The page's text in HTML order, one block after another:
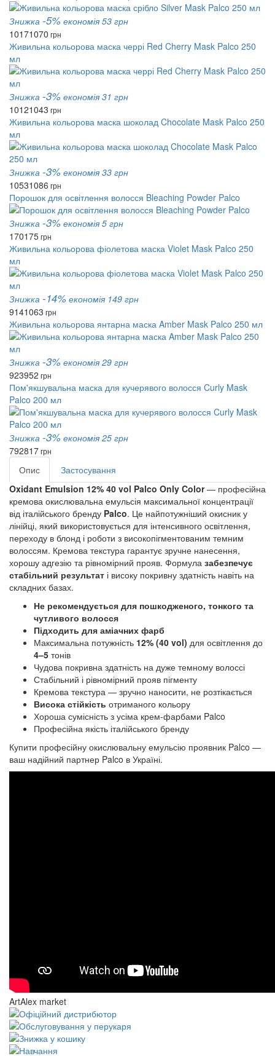
Знижка -5% економія 53 грн
10171070 грн
Живильна кольорова маска черрі Red Cherry Mask Palco 250
мл
Знижка -3% економія 31 грн
10121043 грн
Живильна кольорова маска шоколад Chocolate Mask Palco 250
мл
Знижка -3% економія 33 грн
10531086 грн
Порошок для освітлення волосся Bleaching Powder Palco
Знижка -3% економія 5 грн
170175грн
Живильна кольорова фіолетова маска Violet Mask Palco 250
мл
Знижка -14% економія 149 грн
9141063 грн
Живильна кольорова янтарна маска Amber Mask Palco 250 мл
Знижка -3% економія 29 грн
923952 грн
Пом'якшувальна маска для кучерявого волосся Curly Mask
Palco 200 мл
Знижка -3% економія 25 грн
792817грн
Опис
Застосування
Oxidant Emulsion 12% 40 vol Palco Only Color — професійна
кремова окислювальна емульсія максимальної концентрації
від італійського бренду Palco. Це найпотужніший окисник у
лінійці, який використовується для інтенсивного освітлення,
переходу в блонд і роботи з високопігментованим темним
волоссям. Кремова текстура гарантує зручне нанесення,
хорошу адгезію та рівномірний прояв. Формула забезпечує
стабільний результат і високу покривну здатність навіть на
складних базах.
Не рекомендується для пошкодженого, тонкого та
чутливого волосся
Підходить для аміачних фарб
Максимальна потужність 12% (40 vol) для освітлення до
4–5 тонів
Чудова покривна здатність на дуже темному волоссі
Стабільний і рівномірний прояв пігменту
Кремова текстура — зручно наносити, не розтікається
Висока стійкість отриманого кольору
Хороша сумісність з усіма крем-фарбами Palco
Професійна якість італійського бренду
Купити професійну окислювальну емульсію проявник Palco —
ваш надійний партнер Palco в Україні.
ArtAlex market